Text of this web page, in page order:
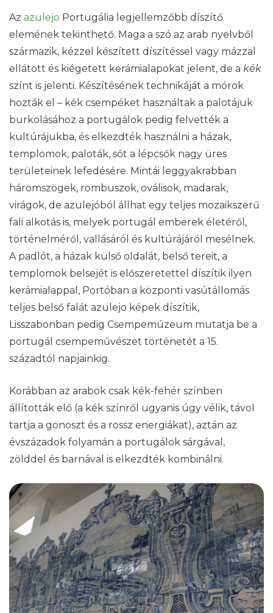
Az azulejo Portugália legjellemzőbb díszítő
elemének tekinthető. Maga a szó az arab nyelvből
származik, kézzel készített díszítéssel vagy mázzal
ellátott és kiégetett kerámialapokat jelent, de a kék
színt is jelenti. Készítésének technikáját a mórok
hozták el – kék csempéket használtak a palotájuk
burkolásához a portugálok pedig felvették a
kultúrájukba, és elkezdték használni a házak,
templomok, paloták, sőt a lépcsők nagy üres
területeinek lefedésére. Mintái leggyakrabban
háromszögek, rombuszok, oválisok, madarak,
virágok, de azulejóból állhat egy teljes mozaikszerű
fali alkotás is, melyek portugál emberek életéről,
történelméről, vallásáról és kultúrájáról mesélnek.
A padlót, a házak külső oldalát, belső tereit, a
templomok belsejét is előszeretettel díszítik ilyen
kerámialappal, Portóban a központi vasútállomás
teljes belső falát azulejo képek díszítik,
Lisszabonban pedig Csempemúzeum mutatja be a
portugál csempeművészet történetét a 15.
századtól napjainkig.
Korábban az arabok csak kék-fehér színben
állították elő (a kék színről ugyanis úgy vélik, távol
tartja a gonoszt és a rossz energiákat), aztán az
évszázadok folyamán a portugálok sárgával,
zölddel és barnával is elkezdték kombinálni.